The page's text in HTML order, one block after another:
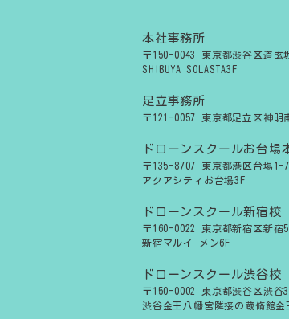
本社事務所
〒150-0043 東京都渋谷区道玄
SHIBUYA SOLASTA3F
足立事務所
〒121-0057 東京都足立区神明
ドローンスクールお台場
〒135-8707 東京都港区台場1-
アクアシティお台場3F
ドローンスクール新宿校
〒160-0022 東京都新宿区新宿
新宿マルイ メン6F
ドローンスクール渋谷校
〒150-0002 東京都渋谷区渋谷
渋谷金王八幡宮隣接の蔵脩館金